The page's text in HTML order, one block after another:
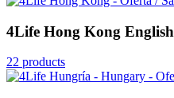
4Life Hong Kong English
22 products